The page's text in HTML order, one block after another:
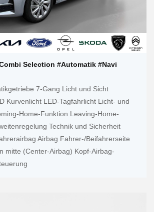
Selection #Automatik #Navi
7-Gang Licht und Sicht
Kurvenlicht LED-Tagfahrlicht Licht- und
Home-Funktion Leaving-Home-
Technik und Sicherheit
Airbag Fahrer-/Beifahrerseite
mitte (Center-Airbag) Kopf-Airbag-